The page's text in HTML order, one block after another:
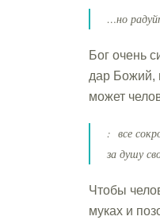
…но
Бог очень
дар Божий,
может
: все
за душу
Чтобы
муках и